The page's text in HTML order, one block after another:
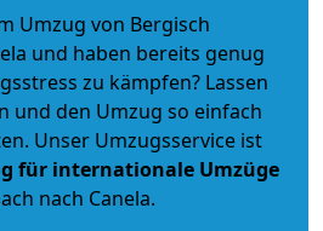
Umzug von Bergisch
und haben bereits genug
zu kämpfen? Lassen
und den Umzug so einfach
Unser Umzugsservice ist
für internationale Umzüge
nach Canela.